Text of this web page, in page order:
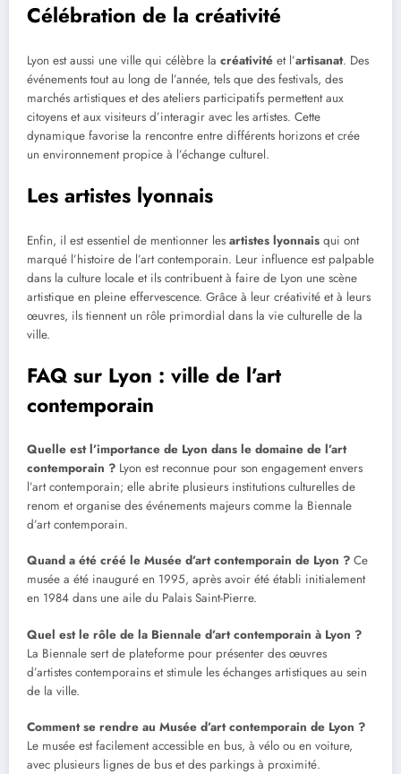
Célébration de la créativité
Lyon est aussi une ville qui célèbre la créativité et l’artisanat. Des
événements tout au long de l’année, tels que des festivals, des
marchés artistiques et des ateliers participatifs permettent aux
citoyens et aux visiteurs d’interagir avec les artistes. Cette
dynamique favorise la rencontre entre différents horizons et crée
un environnement propice à l’échange culturel.
Les artistes lyonnais
Enfin, il est essentiel de mentionner les artistes lyonnais qui ont
marqué l’histoire de l’art contemporain. Leur influence est palpable
dans la culture locale et ils contribuent à faire de Lyon une scène
artistique en pleine effervescence. Grâce à leur créativité et à leurs
œuvres, ils tiennent un rôle primordial dans la vie culturelle de la
ville.
FAQ sur Lyon : ville de l’art
contemporain
Quelle est l’importance de Lyon dans le domaine de l’art
contemporain ? Lyon est reconnue pour son engagement envers
l’art contemporain; elle abrite plusieurs institutions culturelles de
renom et organise des événements majeurs comme la Biennale
d’art contemporain.
Quand a été créé le Musée d’art contemporain de Lyon ? Ce
musée a été inauguré en 1995, après avoir été établi initialement
en 1984 dans une aile du Palais Saint-Pierre.
Quel est le rôle de la Biennale d’art contemporain à Lyon ?
La Biennale sert de plateforme pour présenter des œuvres
d’artistes contemporains et stimule les échanges artistiques au sein
de la ville.
Comment se rendre au Musée d’art contemporain de Lyon ?
Le musée est facilement accessible en bus, à vélo ou en voiture,
avec plusieurs lignes de bus et des parkings à proximité.